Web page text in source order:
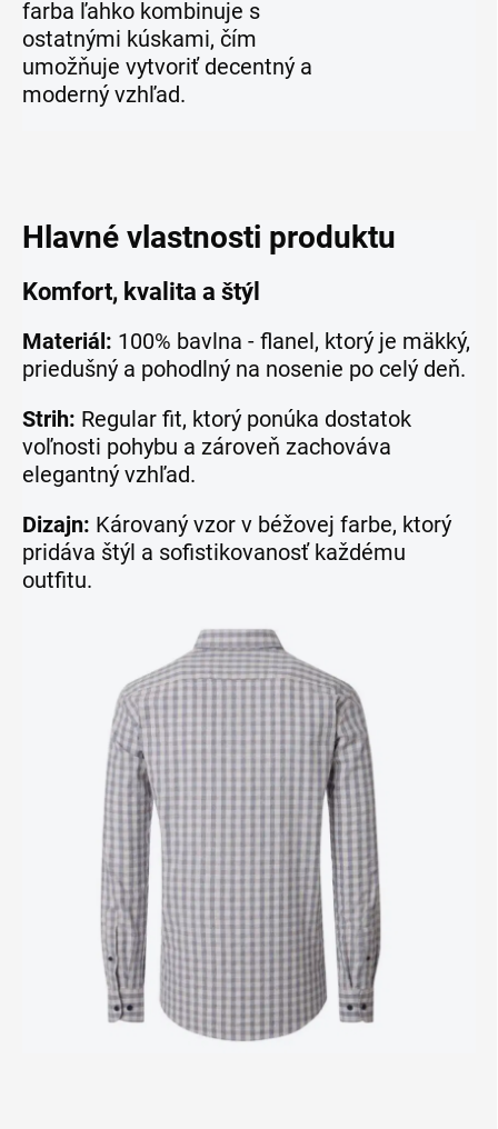
farba ľahko kombinuje s
ostatnými kúskami, čím
umožňuje vytvoriť decentný a
moderný vzhľad.
Hlavné vlastnosti produktu
Komfort, kvalita a štýl
Materiál: 100% bavlna - flanel, ktorý je mäkký,
priedušný a pohodlný na nosenie po celý deň.
Strih: Regular fit, ktorý ponúka dostatok
voľnosti pohybu a zároveň zachováva
elegantný vzhľad.
Dizajn: Károvaný vzor v béžovej farbe, ktorý
pridáva štýl a sofistikovanosť každému
outfitu.